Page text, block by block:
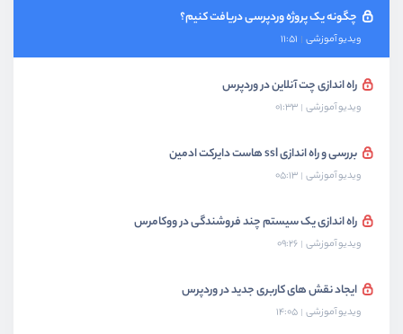
چگونه یک پروژه وردپرسی دریافت کنیم؟
ویدیو آموزشی 11:51
راه اندازی چت آنلاین در وردپرس
ویدیو آموزشی 01:33
بررسی و راه اندازی ssl هاست دایرکت ادمین
ویدیو آموزشی 05:13
راه اندازی یک سیستم چند فروشندگی در ووکامرس
ویدیو آموزشی 09:26
ایجاد نقش های کاربری جدید در وردپرس
ویدیو آموزشی 14:05